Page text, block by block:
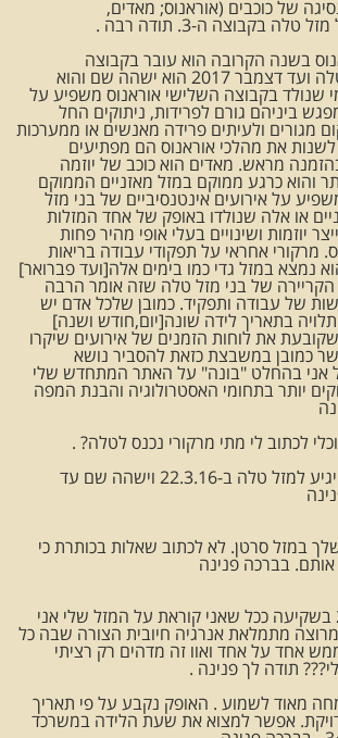
של כוכבים (אוראנוס; מאדים,
בקבוצה ה-3. תודה רבה .
בשנה הקרובה הוא עובר בקבוצה
השלישית של מזל טלה ועד דצמבר 2017 הוא ישהה שם והוא
שנולד בקבוצה השלישי אוראנוס משפיע על
ביניהם גורם לפרידות, ניתוקים החל
מגורים ולעיתים פרידה מאנשים או ממערכות
לשנות את מהלכי אוראנוס הם מפתיעים
מראש. מאדים הוא כוכב של יוזמה
והוא כרגע ממוקם במזל מאזניים הממוקם
על אירועים אינטנסיביים של בני מזל
או אלה שנולדו באופק של אחד המזלות
יוזמות ושינויים בעלי אופי מהיר פחות
מרקורי אחראי על תפקודי עבודה בריאות
נמצא במזל גדי כמו בימים אלה[ועד פברואר]
של בני מזל טלה שזה אומר הרבה
של עבודה ותפקיד. כמובן שלכל אדם יש
בתאריך לידה שונה[יום,חודש ושנה]
את לוחות הזמנים של אירועים שיקרו
כמובן במשבצת כזאת להסביר נושא
אני בהחלט "בונה" על האתר המתחדש שלי
יותר בתחומי האסטרולוגיה והבנת המפה
לכתוב לי מתי מרקורי נכנס לטלה? .
שלום לימור מרקורי יגיע למזל טלה ב-22.3.16 וישהה שם עד
במזל סרטן. לא לכתוב שאלות בכותרת כי
אותם. בברכה פנינה
נולדתי ב 21/03/96 בשקיעה ככל שאני קוראת על המזל שלי אני
מתמלאת אנרגיה חיובית הצורה שבה כל
אחד על אחד ואוו זה מדהים רק רציתי
תודה לך פנינה .
מאוד לשמוע . האופק נקבע על פי תאריך
אפשר למצוא את שעת הלידה במשרכד